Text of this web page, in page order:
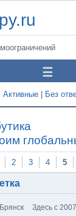
Активные Без
2 3 4 5
Здесь с